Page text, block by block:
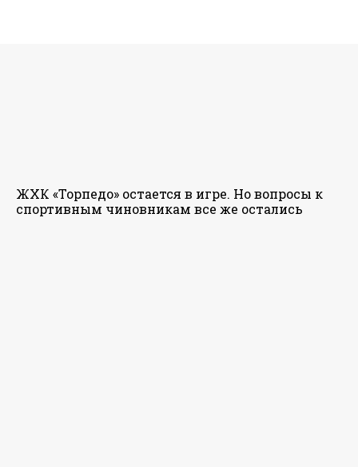
ЖХК «Торпедо» остается в игре. Но вопросы к
спортивным чиновникам все же остались